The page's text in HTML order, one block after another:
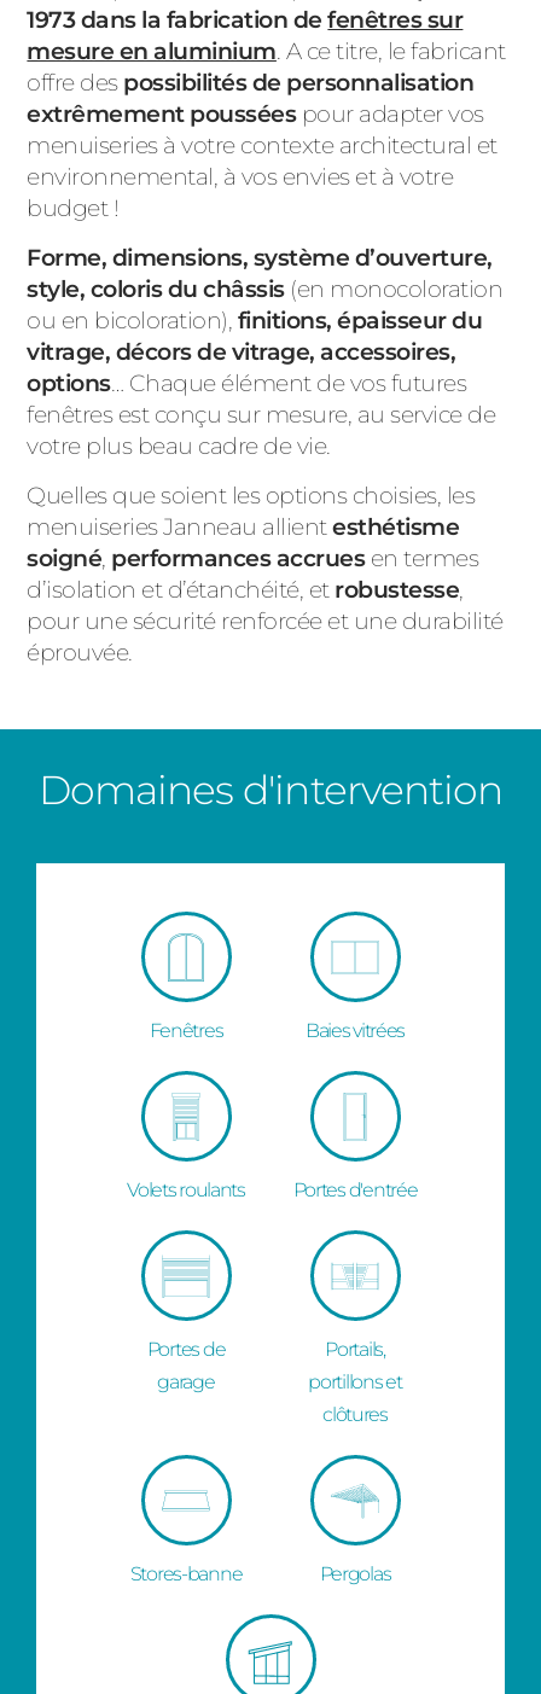
1973 dans la fabrication defenêtres sur
mesure en aluminium. A ce titre, le fabricant
offre des possibilités de personnalisation
extrêmement pousséespour adapter vos
menuiseries à votre contexte architectural et
environnemental, à vos envies et à votre
budget !
Forme, dimensions, système d’ouverture,
style, coloris du châssis(en monocoloration
ou en bicoloration), finitions, épaisseur du
vitrage, décors de vitrage, accessoires,
options… Chaque élément de vos futures
fenêtres est conçu sur mesure, au service de
votre plus beau cadre de vie.
Quelles que soient les options choisies, les
menuiseries Janneau allientesthétisme
soigné, performances accruesen termes
d’isolation et d’étanchéité, et robustesse,
pour une sécurité renforcée et une durabilité
éprouvée.
Domaines d'intervention
Fenêtres Baies vitrées
Volets roulants Portes d'entrée
Portes de
garage
Portails,
portillons et
clôtures
Stores-banne Pergolas